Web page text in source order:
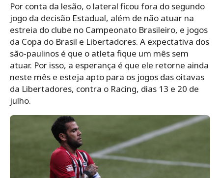
Por conta da lesão, o lateral ficou fora do segundo
jogo da decisão Estadual, além de não atuar na
estreia do clube no Campeonato Brasileiro, e jogos
da Copa do Brasil e Libertadores. A expectativa dos
são-paulinos é que o atleta fique um mês sem
atuar. Por isso, a esperança é que ele retorne ainda
neste mês e esteja apto para os jogos das oitavas
da Libertadores, contra o Racing, dias 13 e 20 de
julho.